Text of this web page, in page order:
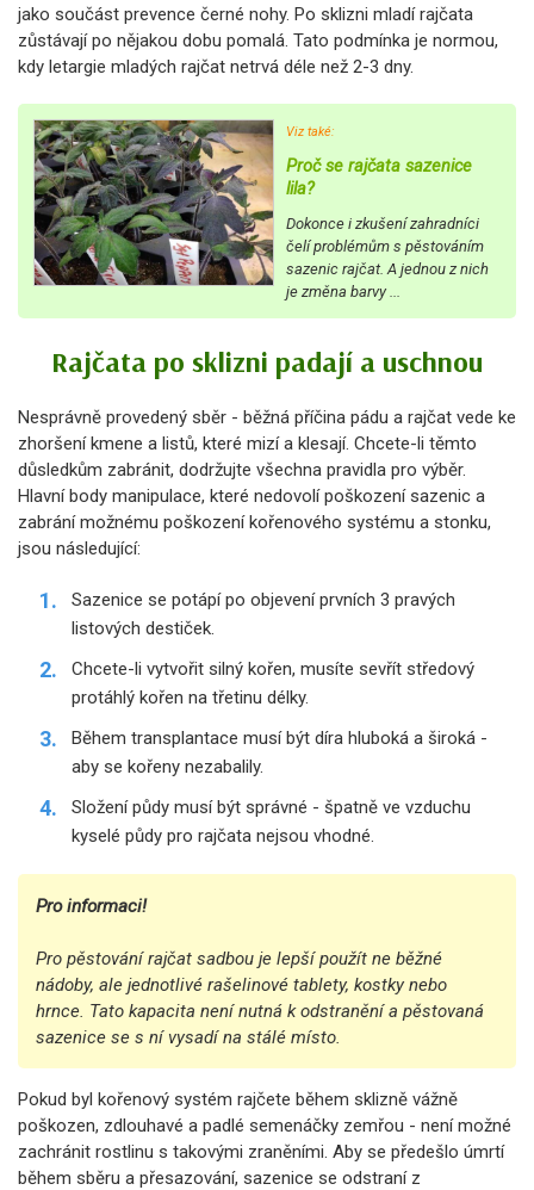
jako součást prevence černé nohy. Po sklizni mladí rajčata
zůstávají po nějakou dobu pomalá. Tato podmínka je normou,
kdy letargie mladých rajčat netrvá déle než 2-3 dny.
Viz také:
Proč se rajčata sazenice
lila?
Dokonce i zkušení zahradníci
čelí problémům s pěstováním
sazenic rajčat. A jednou z nich
je změna barvy ...
Rajčata po sklizni padají a uschnou
Nesprávně provedený sběr - běžná příčina pádu a rajčat vede ke
zhoršení kmene a listů, které mizí a klesají. Chcete-li těmto
důsledkům zabránit, dodržujte všechna pravidla pro výběr.
Hlavní body manipulace, které nedovolí poškození sazenic a
zabrání možnému poškození kořenového systému a stonku,
jsou následující:
Sazenice se potápí po objevení prvních 3 pravých
listových destiček.
Chcete-li vytvořit silný kořen, musíte sevřít středový
protáhlý kořen na třetinu délky.
Během transplantace musí být díra hluboká a široká -
aby se kořeny nezabalily.
Složení půdy musí být správné - špatně ve vzduchu
kyselé půdy pro rajčata nejsou vhodné.
Pro informaci!
Pro pěstování rajčat sadbou je lepší použít ne běžné
nádoby, ale jednotlivé rašelinové tablety, kostky nebo
hrnce. Tato kapacita není nutná k odstranění a pěstovaná
sazenice se s ní vysadí na stálé místo.
Pokud byl kořenový systém rajčete během sklizně vážně
poškozen, zdlouhavé a padlé semenáčky zemřou - není možné
zachránit rostlinu s takovými zraněními. Aby se předešlo úmrtí
během sběru a přesazování, sazenice se odstraní z